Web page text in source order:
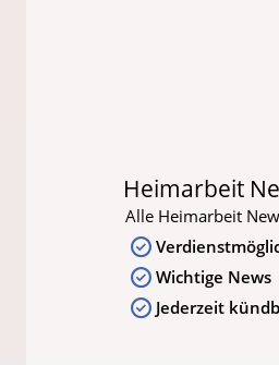
Heimarbeit
Alle Heimarbeit
Wichtige News
Jederzeit